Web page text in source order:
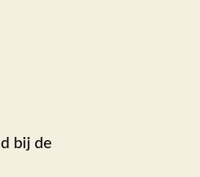
bij de